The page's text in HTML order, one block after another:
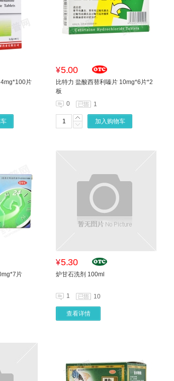
片
¥5.00
比特力 盐酸西替利嗪片 10mg*6片*2
板
0
1
加入购物车
片
¥5.30
炉甘石洗剂 100ml
1 10
查看详情